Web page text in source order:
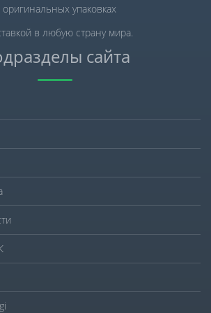
оригинальных упаковках
в любую страну мира.
сайта